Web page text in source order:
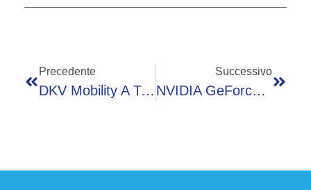
Precedente
DKV Mobility A Transpotec 2026, Intervista A Marco Berardelli
Successivo
NVIDIA GeForce NOW: Novità Cloud Gaming E 007 First Light